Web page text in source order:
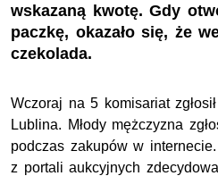
wskazaną kwotę. Gdy
paczkę, okazało się, że
czekolada.
Wczoraj na 5 komisariat
Lublina. Młody mężczyzna
podczas zakupów w
z portali aukcyjnych